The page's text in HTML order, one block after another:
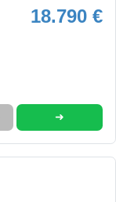
18.790 €
➜